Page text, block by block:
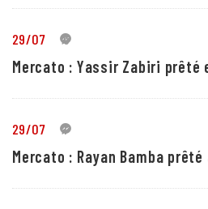
29/07 5
Mercato : Yassir Zabiri prêté
29/07 1
Mercato : Rayan Bamba prêté